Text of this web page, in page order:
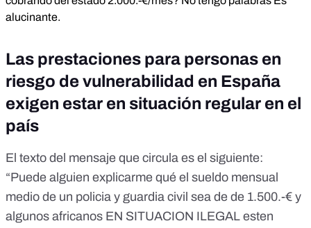
alucinante.
Las prestaciones para personas en
riesgo de vulnerabilidad en España
exigen estar en situación regular en el
país
El texto del mensaje que circula es el siguiente:
“Puede alguien explicarme qué el sueldo mensual
medio de un policia y guardia civil sea de de 1.500.-€ y
algunos africanos EN SITUACION ILEGAL esten